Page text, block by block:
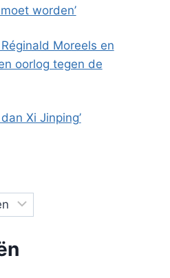
worden’
Réginald Moreels en
oorlog tegen de
Xi Jinping’